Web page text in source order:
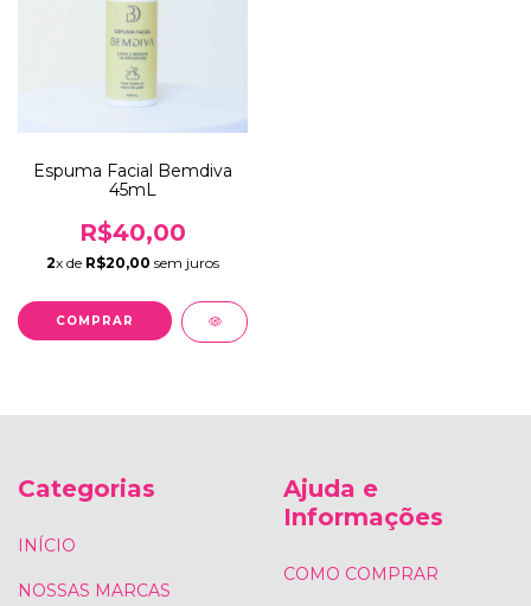
Espuma Facial Bemdiva
45mL
R$40,00
2x de R$20,00 sem juros
Categorias
INÍCIO
NOSSAS MARCAS
Ajuda e
Informações
COMO COMPRAR